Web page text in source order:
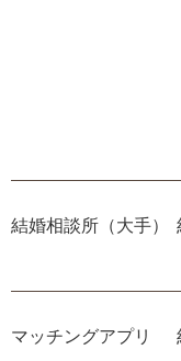
結婚相談所（大手）
マッチングアプリ